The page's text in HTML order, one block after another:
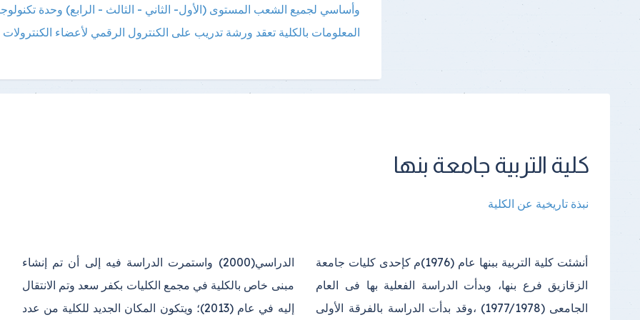
وأساسي لجميع الشعب المستوى (الأول- الثاني - الثالث - الرابع) وحدة
المعلومات بالكلية تعقد ورشة تدريب على الكنترول الرقمي لأعضاء
كلية التربية جامعة بنها
نبذة تاريخية عن الكلية
أنشئت كلية التربية ببنها عام (1976)م كإحدى كليات جامعة
الزقازيق فرع بنها، وبدأت الدراسة الفعلية بها فى العام
الجامعى (1977/1978) ،وقد بدأت الدراسة بالفرقة الأولى
الدراسي(2000) واستمرت الدراسة فيه إلى أن تم إنشاء
مبنى خاص بالكلية في مجمع الكليات بكفر سعد وتم الانتقال
إليه في عام (2013)؛ ويتكون المكان الجديد للكلية من عدد